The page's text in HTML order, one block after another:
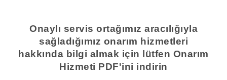
Onaylı servis ortağımız aracılığıyla
sağladığımız onarım hizmetleri
hakkında bilgi almak için lütfen Onarım
Hizmeti PDF'ini indirin